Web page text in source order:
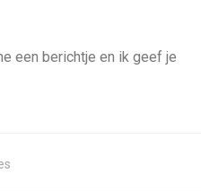
een berichtje en ik geef je